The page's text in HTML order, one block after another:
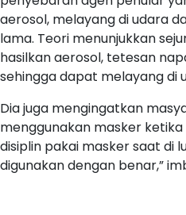
aerosol, melayang di udara
lama. Teori menunjukkan
hasilkan aerosol, tetesan
sehingga dapat melayang di
Dia juga mengingatkan
menggunakan masker ketika
disiplin pakai masker saat di
digunakan dengan benar,”